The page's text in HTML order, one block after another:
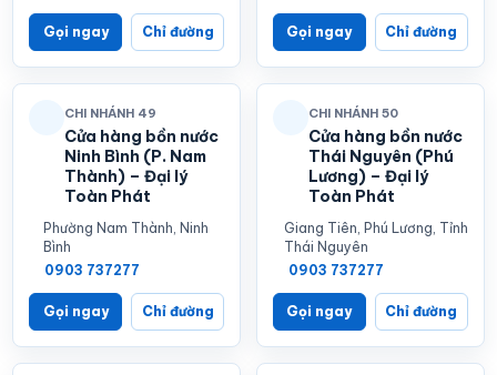
Gọi ngay Chỉ đường Gọi ngay Chỉ đường
CHI NHÁNH 49
Cửa hàng bồn nước
Ninh Bình (P. Nam
Thành) – Đại lý
Toàn Phát
Phường Nam Thành, Ninh
Bình
0903 737277
Gọi ngay Chỉ đường
CHI NHÁNH 50
Cửa hàng bồn nước
Thái Nguyên (Phú
Lương) – Đại lý
Toàn Phát
Giang Tiên, Phú Lương, Tỉnh
Thái Nguyên
0903 737277
Gọi ngay Chỉ đường